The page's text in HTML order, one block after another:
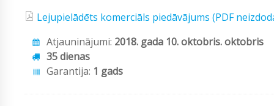
Lejupielādēts komerciāls piedāvājums (PDF
Atjauninājumi: 2018. gada 10. oktobris. oktobris
35 dienas
Garantija: 1 gads